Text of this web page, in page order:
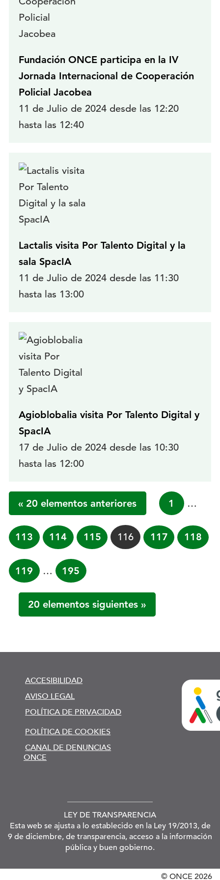
Fundación ONCE participa en la IV
Jornada Internacional de Cooperación
Policial Jacobea
11 de Julio de 2024 desde las 12:20
hasta las 12:40
Lactalis visita Por Talento Digital y la
sala SpacIA
11 de Julio de 2024 desde las 11:30
hasta las 13:00
Agioblobalia visita Por Talento Digital y
SpacIA
17 de Julio de 2024 desde las 10:30
hasta las 12:00
« 20 elementos anteriores 1 …
Página
113 Página
114 Página
115 Página
116 Página
117 Página
118
Página
119 … Página
195
20 elementos siguientes »
ACCESIBILIDAD
AVISO LEGAL
POLÍTICA DE PRIVACIDAD
POLÍTICA DE COOKIES
CANAL DE DENUNCIAS
ONCE
LEY DE TRANSPARENCIA
Esta web se ajusta a lo establecido en la Ley 19/2013, de
9 de diciembre, de transparencia, acceso a la información
pública y buen gobierno.
© ONCE 2026